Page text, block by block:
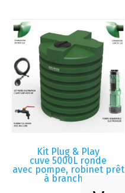
Kit Plug & Play
cuve 5000L ronde
avec pompe, robinet prêt
à brancher